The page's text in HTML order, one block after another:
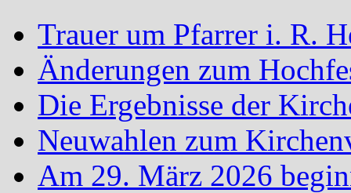
Trauer um Pfarrer i. R.
Änderungen zum
Die Ergebnisse der
Neuwahlen zum
Am 29. März 2026